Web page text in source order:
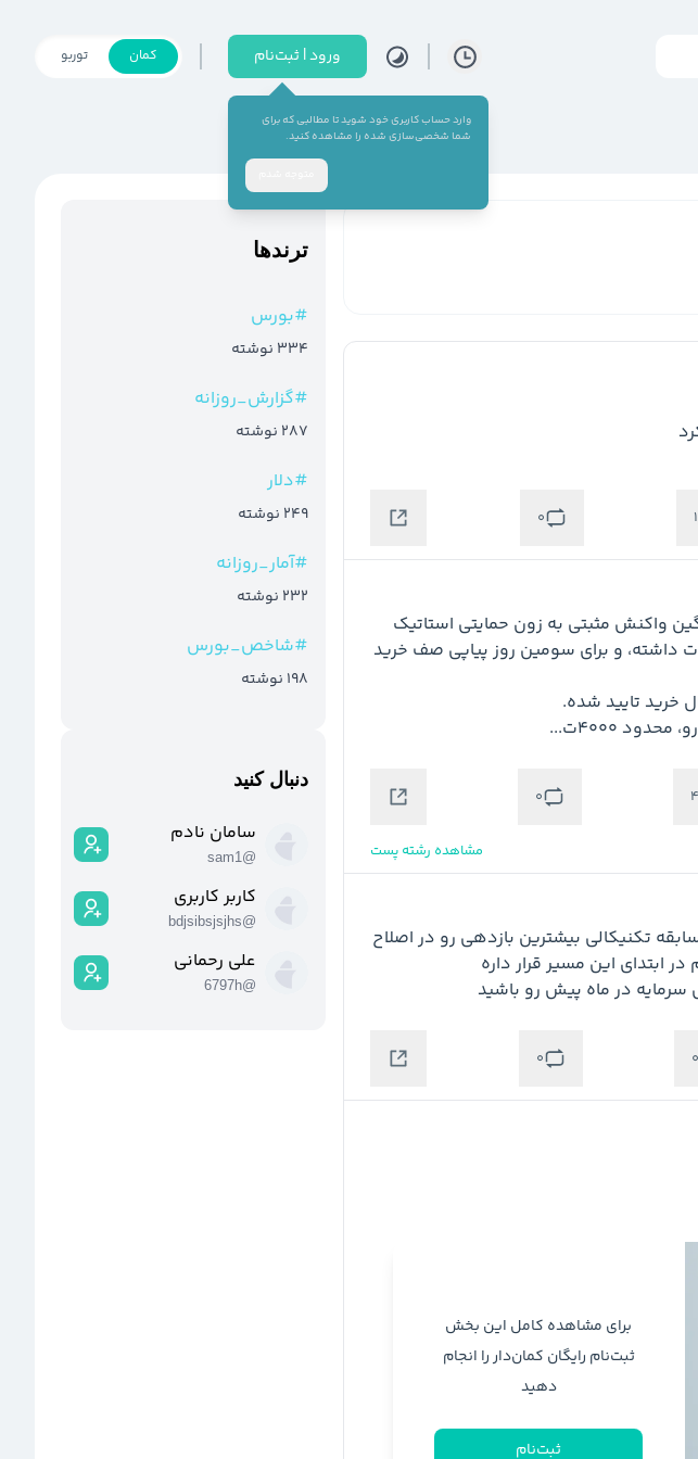
ورود | ثبت‌نام
وارد حساب کاربری خود شوید تا مطالبی که برای
شما شخصی‌سازی شده را مشاهده کنید.
کمان توربو
1
0
4000ت...
0
مشاهده رشته پست
سرمایه در ماه پیش رو باشید
0
برای مشاهده کامل این بخش
ثبت‌نام رایگان کمان‌دار را انجام
دهید
ثبت‌نام
ترند‌ها
#بورس
334 نوشته
#گزارش_روزانه
287 نوشته
#دلار
249 نوشته
#آمار_روزانه
232 نوشته
#شاخص_بورس
198 نوشته
دنبال کنید
سامان نادم
@
sam1
کاربر کاربری
@
bdjsibsjsjhs
علی رحمانی
@
6797h